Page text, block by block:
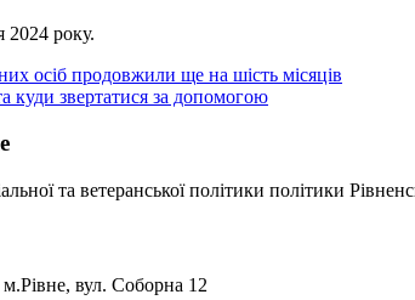
2024 року.
осіб продовжили ще на шість місяців
куди звертатися за допомогою
та ветеранської політики політики
м.Рівне, вул. Соборна 12